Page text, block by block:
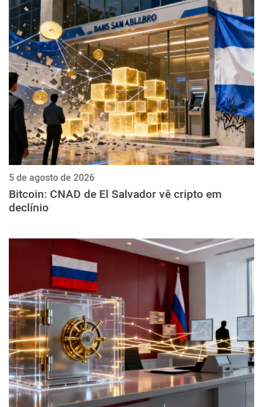
5 de agosto de 2026
Bitcoin: CNAD de El Salvador vê cripto em
declínio